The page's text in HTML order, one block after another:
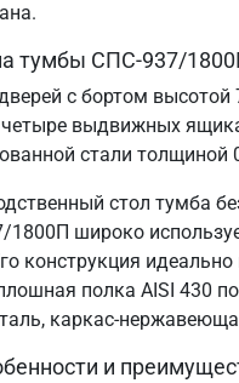
тумбы СПС-937/
с бортом
четыре выдвижных
стали
стол тумба
широко
конструкция
полка AISI 430
каркас-
и